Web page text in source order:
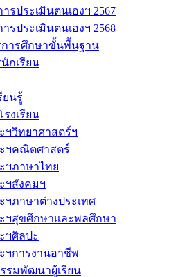
รประเมินตนเองฯ 2567
รประเมินตนเองฯ 2568
ารศึกษาขั้นพื้นฐาน
กเรียน
ยนรู้
งเรียน
ฯวิทยาศาสตร์ฯ
ฯคณิตศาสตร์
ฯภาษาไทย
ฯสังคมฯ
ฯภาษาต่างประเทศ
ฯสุขศึกษาและพลศึกษา
ฯศิลปะ
ฯการงานอาชีพ
รมพัฒนาผู้เรียน